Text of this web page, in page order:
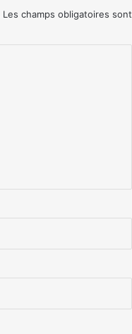
Les champs obligatoires sont